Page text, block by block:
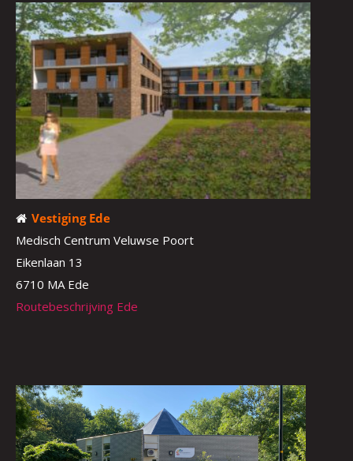
Vestiging Ede
Medisch Centrum Veluwse Poort
Eikenlaan 13
6710 MA Ede
Routebeschrijving Ede